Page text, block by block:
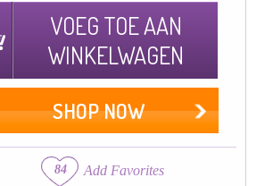
VOEG TOE AAN
WINKELWAGEN
SHOP NOW
84 Add Favorites